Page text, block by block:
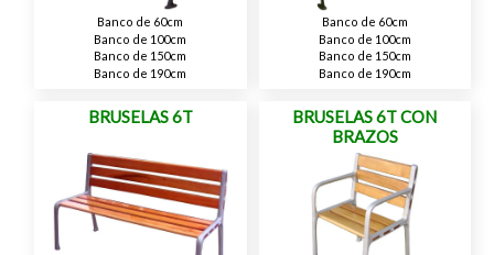
Banco de 60cm
Banco de 100cm
Banco de 150cm
Banco de 190cm
Banco de 60cm
Banco de 100cm
Banco de 150cm
Banco de 190cm
BRUSELAS 6T
BRUSELAS 6T CON
BRAZOS